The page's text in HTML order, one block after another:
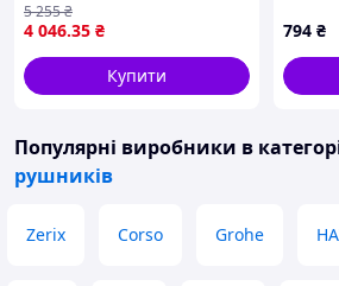
4 046.35 ₴
5 255₴
Купити
794 ₴
Популярні виробники в
рушників
Zerix Corso Grohe